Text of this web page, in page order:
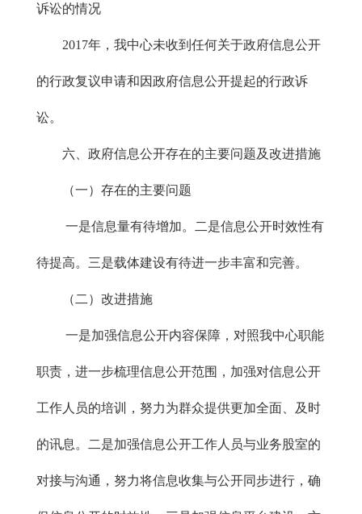
诉讼的情况
2017年，我中心未收到任何关于政府信息公开
的行政复议申请和因政府信息公开提起的行政诉
讼。
六、政府信息公开存在的主要问题及改进措施
（一）存在的主要问题
一是信息量有待增加。二是信息公开时效性有
待提高。三是载体建设有待进一步丰富和完善。
（二）改进措施
一是加强信息公开内容保障，对照我中心职能
职责，进一步梳理信息公开范围，加强对信息公开
工作人员的培训，努力为群众提供更加全面、及时
的讯息。二是加强信息公开工作人员与业务股室的
对接与沟通，努力将信息收集与公开同步进行，确